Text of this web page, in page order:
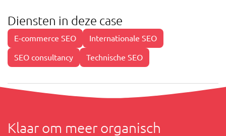
Diensten in deze case
E-commerce SEO Internationale SEO
SEO consultancy Technische SEO
Klaar om meer organisch